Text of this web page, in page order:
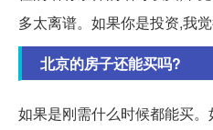
多太离谱。如果你是投资,我觉
北京的房子还能买吗?
如果是刚需什么时候都能买。